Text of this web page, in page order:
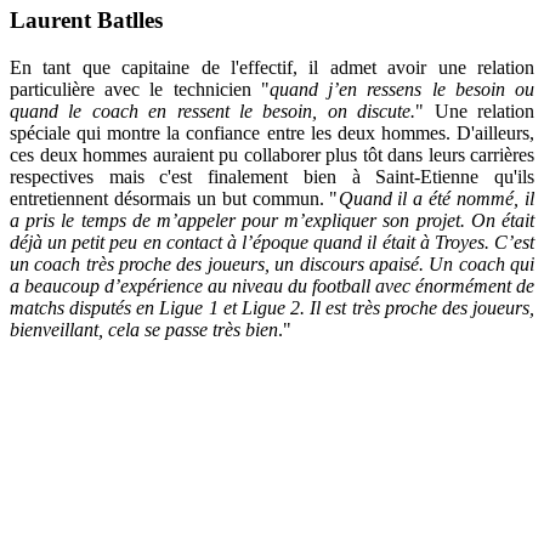
Laurent Batlles
En tant que capitaine de l'effectif, il admet avoir une relation
particulière avec le technicien "quand j’en ressens le besoin ou
quand le coach en ressent le besoin, on discute." Une relation
spéciale qui montre la confiance entre les deux hommes. D'ailleurs,
ces deux hommes auraient pu collaborer plus tôt dans leurs carrières
respectives mais c'est finalement bien à Saint-Etienne qu'ils
entretiennent désormais un but commun. "Quand il a été nommé, il
a pris le temps de m’appeler pour m’expliquer son projet. On était
déjà un petit peu en contact à l’époque quand il était à Troyes. C’est
un coach très proche des joueurs, un discours apaisé. Un coach qui
a beaucoup d’expérience au niveau du football avec énormément de
matchs disputés en Ligue 1 et Ligue 2. Il est très proche des joueurs,
bienveillant, cela se passe très bien."